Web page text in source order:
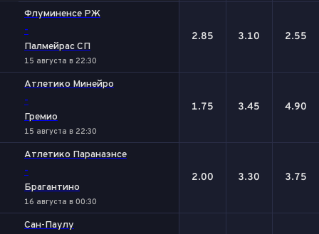
Флуминенсе РЖ
-
Палмейрас СП
15 августа в 22:30
2.85 3.10 2.55
Атлетико Минейро
-
Гремио
15 августа в 22:30
1.75 3.45 4.90
Атлетико Паранаэнсе
-
Брагантино
16 августа в 00:30
2.00 3.30 3.75
Сан-Паулу